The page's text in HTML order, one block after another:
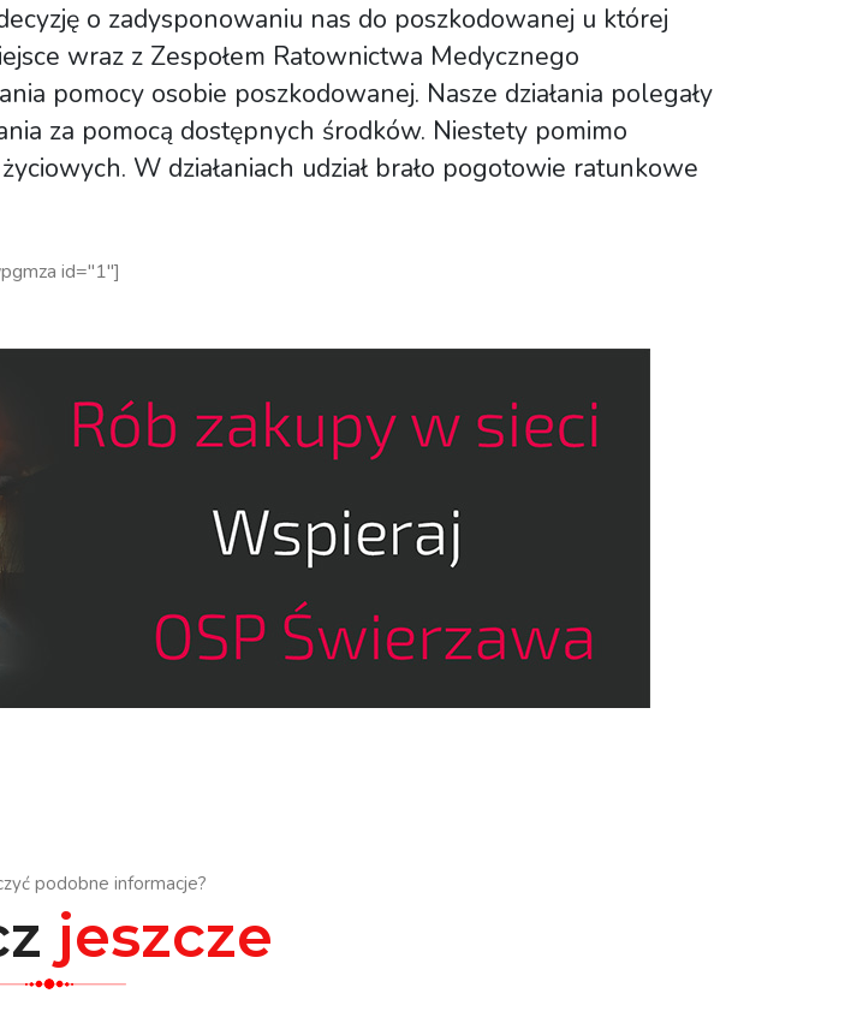
o zadysponowaniu nas do poszkodowanej u której
wraz z Zespołem Ratownictwa Medycznego
pomocy osobie poszkodowanej. Nasze działania polegały
za pomocą dostępnych środków. Niestety pomimo
W działaniach udział brało pogotowie ratunkowe
id="1"]
podobne informacje?
jeszcze